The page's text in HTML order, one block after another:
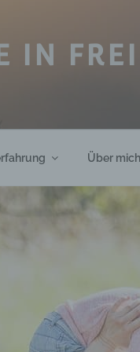
IN
Über mich